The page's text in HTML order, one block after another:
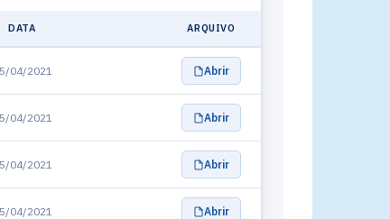
DATA ARQUIVO
04/2021 Abrir
04/2021 Abrir
04/2021 Abrir
04/2021 Abrir